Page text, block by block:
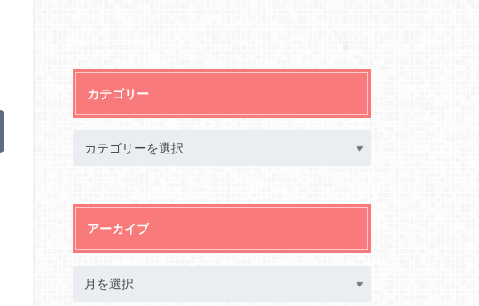
カテゴリー
アーカイブ